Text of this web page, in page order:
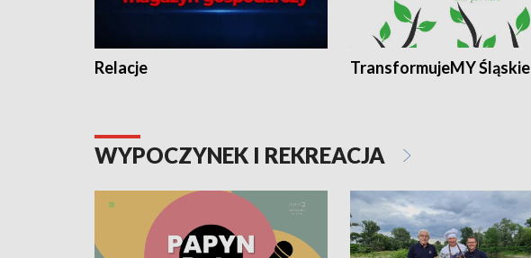
Relacje TransformujeMY Śląskie
WYPOCZYNEK I REKREACJA